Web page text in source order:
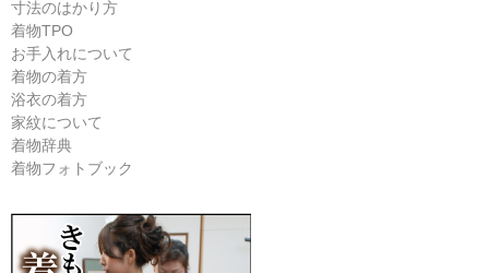
寸法のはかり方
着物TPO
お手入れについて
着物の着方
浴衣の着方
家紋について
着物辞典
着物フォトブック